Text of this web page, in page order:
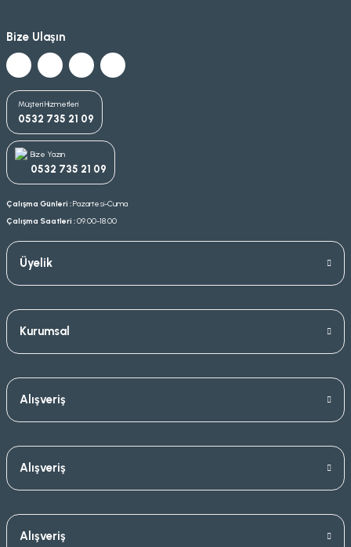
Bize Ulaşın
Müşteri Hizmetleri
0532 735 21 09
Bize Yazın
0532 735 21 09
Çalışma Günleri :Pazartesi-Cuma
Çalışma Saatleri :09.00-18.00
Üyelik
Kurumsal
Alışveriş
Alışveriş
Alışveriş